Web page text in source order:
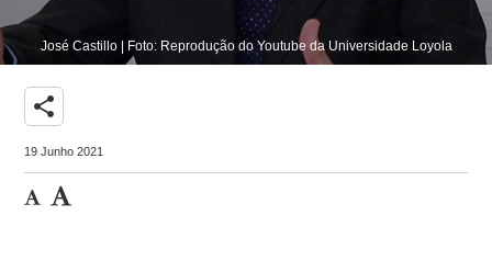
José Castillo | Foto: Reprodução do Youtube da Universidade Loyola
share
19 Junho 2021